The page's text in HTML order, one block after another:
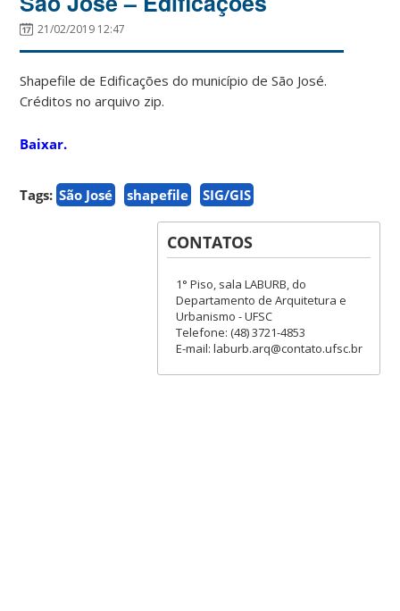
21/02/2019 12:47
Shapefile de Edificações do município de São José.
Créditos no arquivo zip.
Baixar.
Tags: São José shapefile SIG/GIS
CONTATOS
1° Piso, sala LABURB, do
Departamento de Arquitetura e
Urbanismo - UFSC
Telefone: (48) 3721-4853
E-mail: laburb.arq@contato.ufsc.br